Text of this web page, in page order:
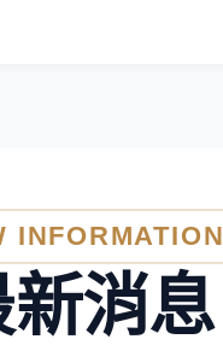
INFORMATION
新消息